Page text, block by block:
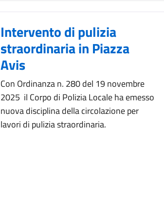
Intervento di pulizia
straordinaria in Piazza
Avis
Con Ordinanza n. 280 del 19 novembre
2025 il Corpo di Polizia Locale ha emesso
nuova disciplina della circolazione per
lavori di pulizia straordinaria.